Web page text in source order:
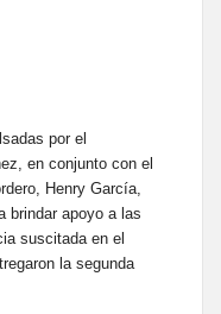
por el
en conjunto con el
Henry García,
brindar apoyo a las
suscitada en el
la segunda